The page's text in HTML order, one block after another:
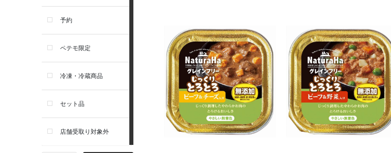
品
首輪・ハーネス(胴輪)・リー
ソルビダ
フィジカライフ
予約
ペテモ限定
冷凍・冷蔵商品
セット品
店舗受取り対象外